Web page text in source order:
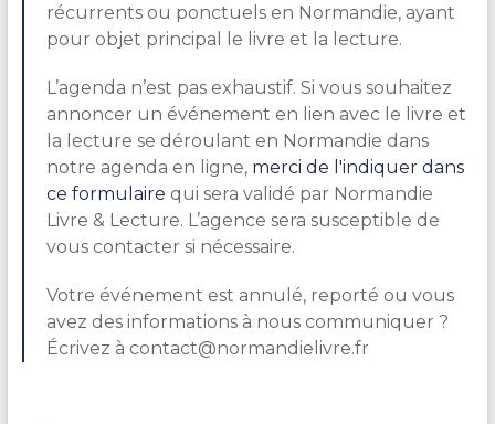
récurrents ou ponctuels en Normandie, ayant
pour objet principal le livre et la lecture.
L’agenda n’est pas exhaustif. Si vous souhaitez
annoncer un événement en lien avec le livre et
la lecture se déroulant en Normandie dans
notre agenda en ligne, merci de l'indiquer dans
ce formulaire qui sera validé par Normandie
Livre & Lecture. L’agence sera susceptible de
vous contacter si nécessaire.
Votre événement est annulé, reporté ou vous
avez des informations à nous communiquer ?
Écrivez à contact@normandielivre.fr